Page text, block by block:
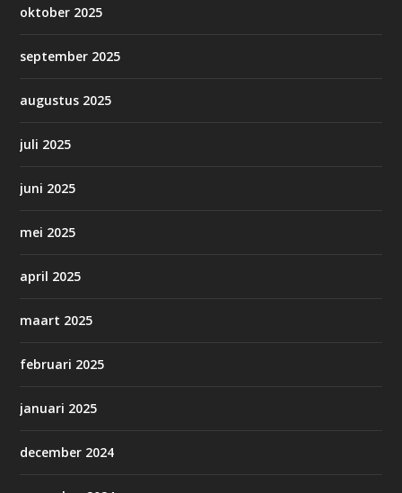
oktober 2025
september 2025
augustus 2025
juli 2025
juni 2025
mei 2025
april 2025
maart 2025
februari 2025
januari 2025
december 2024